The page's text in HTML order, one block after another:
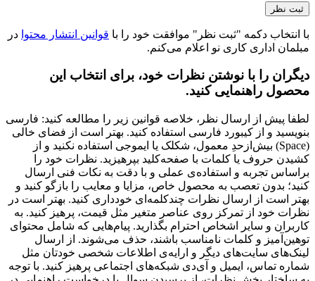
با انتخاب دکمه "ثبت نظر" موافقت خود را با قوانین انتشار محتوا در
مبلمان اداری کاری نو اعلام می‌کنم.
دیگران را با نوشتن نظرات خود، برای انتخاب این
محصول راهنمایی کنید.
لطفا پیش از ارسال نظر، خلاصه قوانین زیر را مطالعه کنید: فارسی
بنویسید و از کیبورد فارسی استفاده کنید. بهتر است از فضای خالی
(Space) بیش‌از‌حدِ معمول، شکلک یا ایموجی استفاده نکنید و از
کشیدن حروف یا کلمات با صفحه‌کلید بپرهیزید. نظرات خود را
براساس تجربه و استفاده‌ی عملی و با دقت به نکات فنی ارسال
کنید؛ بدون تعصب به محصول خاص، مزایا و معایب را بازگو کنید و
بهتر است از ارسال نظرات چندکلمه‌‌ای خودداری کنید. بهتر است در
نظرات خود از تمرکز روی عناصر متغیر مثل قیمت، پرهیز کنید. به
کاربران و سایر اشخاص احترام بگذارید. پیام‌هایی که شامل محتوای
توهین‌آمیز و کلمات نامناسب باشند، حذف می‌شوند. از ارسال
لینک‌های سایت‌های دیگر و ارایه‌ی اطلاعات شخصی خودتان مثل
شماره تماس، ایمیل و آی‌دی شبکه‌های اجتماعی پرهیز کنید. با توجه